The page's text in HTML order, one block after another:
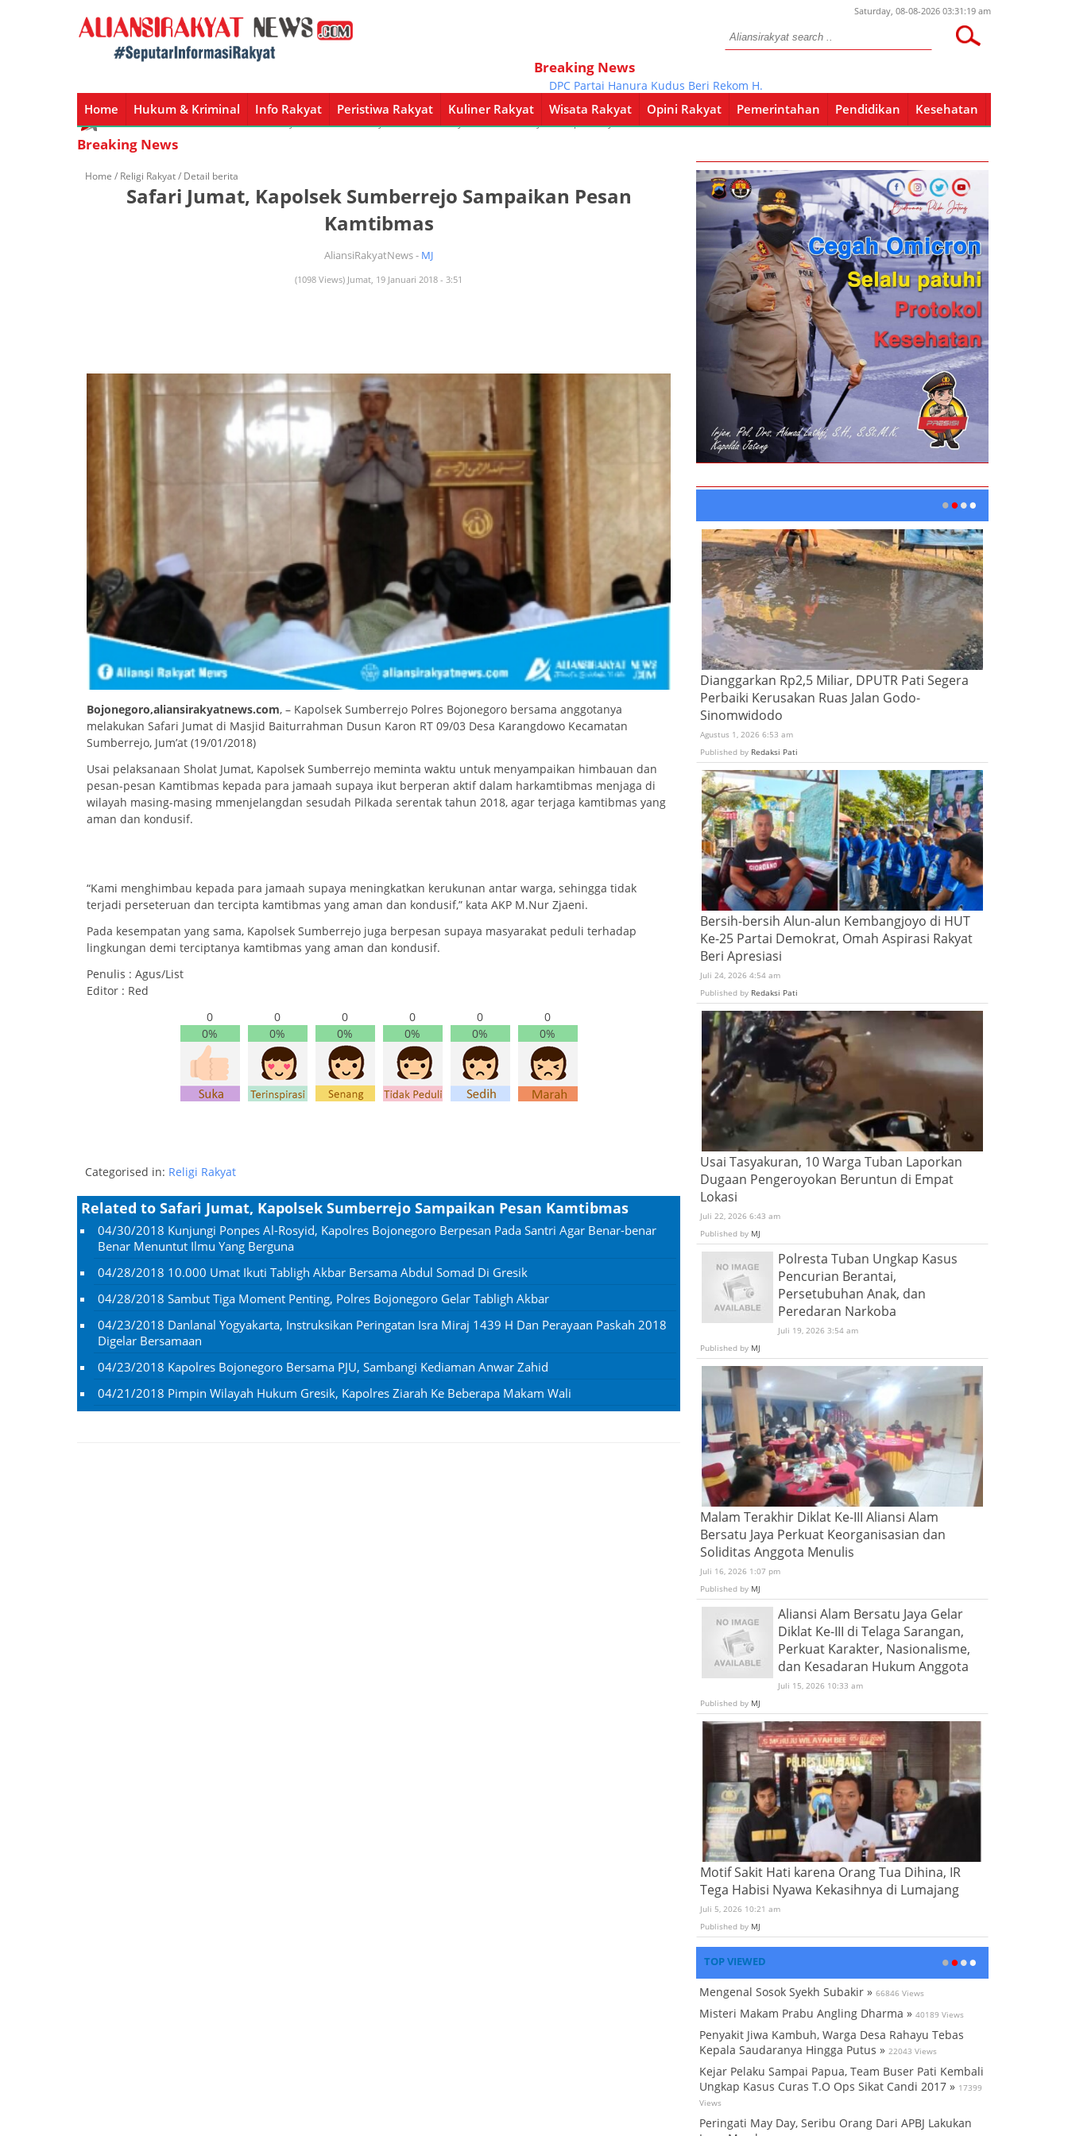
Saturday, 08-08-2026 03:31:19 am
Breaking News
DPC Partai Hanura Kudus Beri Rekom H. M Tamzil, Ini Hasilnya…!!
Home Hukum & Kriminal Info Rakyat Peristiwa Rakyat Kuliner Rakyat Wisata Rakyat Opini Rakyat Pemerintahan Pendidikan Kesehatan
Home Hukum & Kriminal Info Rakyat Peristiwa Rakyat Kuliner Rakyat Wisata Rakyat Opini Rakyat Pemerintahan Pendidikan Kesehatan
Breaking News
Home / Religi Rakyat/ Detail berita
Safari Jumat, Kapolsek Sumberrejo Sampaikan Pesan
Kamtibmas
AliansiRakyatNews - MJ
(1098 Views) Jumat, 19 Januari 2018 - 3:51
Bojonegoro,aliansirakyatnews.com, – Kapolsek Sumberrejo Polres Bojonegoro bersama anggotanya
melakukan Safari Jumat di Masjid Baiturrahman Dusun Karon RT 09/03 Desa Karangdowo Kecamatan
Sumberrejo, Jum’at (19/01/2018)
Usai pelaksanaan Sholat Jumat, Kapolsek Sumberrejo meminta waktu untuk menyampaikan himbauan dan
pesan-pesan Kamtibmas kepada para jamaah supaya ikut berperan aktif dalam harkamtibmas menjaga di
wilayah masing-masing mmenjelangdan sesudah Pilkada serentak tahun 2018, agar terjaga kamtibmas yang
aman dan kondusif.
“Kami menghimbau kepada para jamaah supaya meningkatkan kerukunan antar warga, sehingga tidak
terjadi perseteruan dan tercipta kamtibmas yang aman dan kondusif,” kata AKP M.Nur Zjaeni.
Pada kesempatan yang sama, Kapolsek Sumberrejo juga berpesan supaya masyarakat peduli terhadap
lingkungan demi terciptanya kamtibmas yang aman dan kondusif.
Penulis : Agus/List
Editor : Red
0
0%
0
0%
0
0%
0
0%
0
0%
0
0%
Categorised in: Religi Rakyat
Related to Safari Jumat, Kapolsek Sumberrejo Sampaikan Pesan Kamtibmas
04/30/2018 Kunjungi Ponpes Al-Rosyid, Kapolres Bojonegoro Berpesan Pada Santri Agar Benar-benar
Benar Menuntut Ilmu Yang Berguna
04/28/2018 10.000 Umat Ikuti Tabligh Akbar Bersama Abdul Somad Di Gresik
04/28/2018 Sambut Tiga Moment Penting, Polres Bojonegoro Gelar Tabligh Akbar
04/23/2018 Danlanal Yogyakarta, Instruksikan Peringatan Isra Miraj 1439 H Dan Perayaan Paskah 2018
Digelar Bersamaan
04/23/2018 Kapolres Bojonegoro Bersama PJU, Sambangi Kediaman Anwar Zahid
04/21/2018 Pimpin Wilayah Hukum Gresik, Kapolres Ziarah Ke Beberapa Makam Wali
Dianggarkan Rp2,5 Miliar, DPUTR Pati Segera
Perbaiki Kerusakan Ruas Jalan Godo-
Sinomwidodo
Agustus 1, 2026 6:53 am
Published by Redaksi Pati
Bersih-bersih Alun-alun Kembangjoyo di HUT
Ke-25 Partai Demokrat, Omah Aspirasi Rakyat
Beri Apresiasi
Juli 24, 2026 4:54 am
Published by Redaksi Pati
Usai Tasyakuran, 10 Warga Tuban Laporkan
Dugaan Pengeroyokan Beruntun di Empat
Lokasi
Juli 22, 2026 6:43 am
Published by MJ
Polresta Tuban Ungkap Kasus
Pencurian Berantai,
Persetubuhan Anak, dan
Peredaran Narkoba
Juli 19, 2026 3:54 am
Published by MJ
Malam Terakhir Diklat Ke-III Aliansi Alam
Bersatu Jaya Perkuat Keorganisasian dan
Soliditas Anggota Menulis
Juli 16, 2026 1:07 pm
Published by MJ
Aliansi Alam Bersatu Jaya Gelar
Diklat Ke-III di Telaga Sarangan,
Perkuat Karakter, Nasionalisme,
dan Kesadaran Hukum Anggota
Juli 15, 2026 10:33 am
Published by MJ
Motif Sakit Hati karena Orang Tua Dihina, IR
Tega Habisi Nyawa Kekasihnya di Lumajang
Juli 5, 2026 10:21 am
Published by MJ
TOP VIEWED
Mengenal Sosok Syekh Subakir » 66846 Views
Misteri Makam Prabu Angling Dharma » 40189 Views
Penyakit Jiwa Kambuh, Warga Desa Rahayu Tebas
Kepala Saudaranya Hingga Putus » 22043 Views
Kejar Pelaku Sampai Papua, Team Buser Pati Kembali
Ungkap Kasus Curas T.O Ops Sikat Candi 2017 » 17399
Views
Peringati May Day, Seribu Orang Dari APBJ Lakukan